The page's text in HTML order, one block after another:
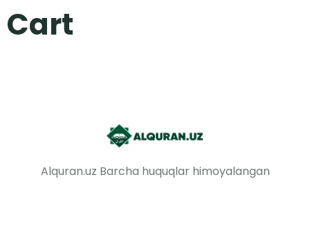
Cart
Alquran.uz Barcha huquqlar himoyalangan